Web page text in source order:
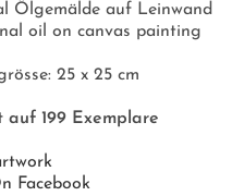
Ölgemälde auf Leinwand
oil on canvas painting
25 x 25 cm
199 Exemplare
Facebook